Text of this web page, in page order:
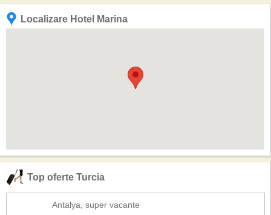
Localizare Hotel Marina
Top oferte Turcia
Antalya, super vacante